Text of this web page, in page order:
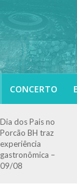
CONCERTO
Dia dos Pais no
Porcão BH traz
experiência
gastronômica –
09/08